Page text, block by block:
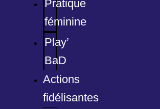
Pratique
féminine
Play’
BaD
Actions
fidélisantes